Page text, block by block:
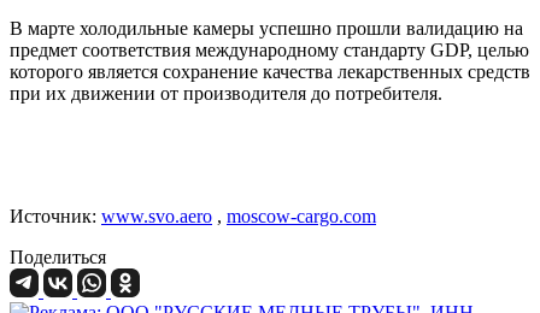
В марте холодильные камеры успешно прошли валидацию на
предмет соответствия международному стандарту GDP, целью
которого является сохранение качества лекарственных средств
при их движении от производителя до потребителя.
Источник: www.svo.aero , moscow-cargo.com
Поделиться